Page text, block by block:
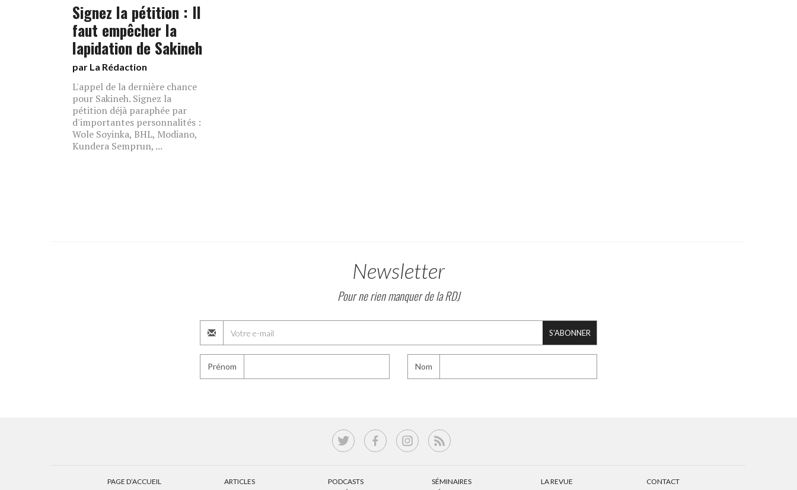
Signez la pétition : Il
faut empêcher la
lapidation de Sakineh
par La Rédaction
L'appel de la dernière chance
pour Sakineh. Signez la
pétition déjà paraphée par
d'importantes personnalités :
Wole Soyinka, BHL, Modiano,
Kundera Semprun, ...
Newsletter
Pour ne rien manquer de la RDJ
S'ABONNER
Prénom Nom
PAGE D’ACCUEIL
ARTICLES
PODCASTS
SÉMINAIRES
LA REVUE
CONTACT